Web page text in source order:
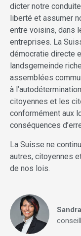
dicter notre
liberté et assumer
entre voisins, dans
entreprises. La
démocratie directe
landsgemeinde
assemblées
à
citoyennes et les
conformément aux
conséquences
La Suisse ne
autres, citoyennes
de nos lois.